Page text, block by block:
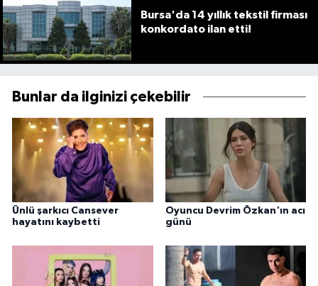
Bursa'da 14 yıllık tekstil firması
konkordato ilan etti!
Bunlar da ilginizi çekebilir
Ünlü şarkıcı Cansever
hayatını kaybetti
Oyuncu Devrim Özkan'ın acı
günü